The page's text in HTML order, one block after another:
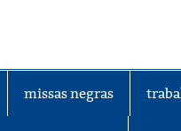
missas negras